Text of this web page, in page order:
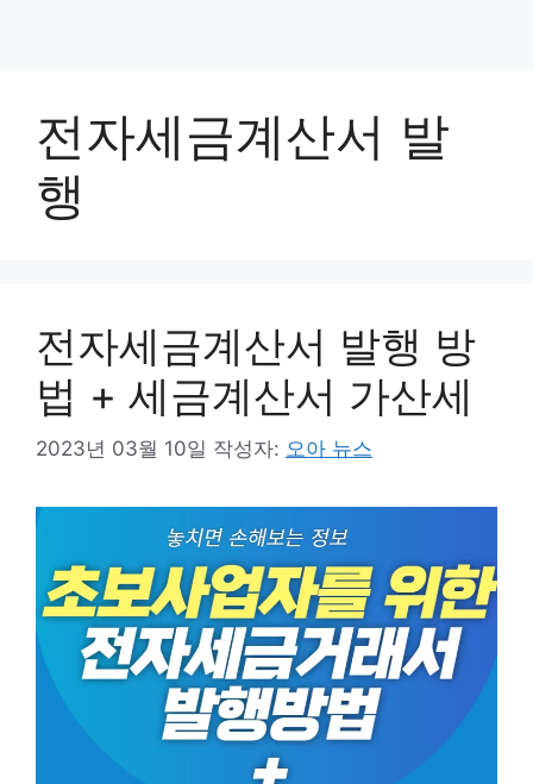
전자세금계산서 발
행
전자세금계산서 발행 방
법 + 세금계산서 가산세
2023년 03월 10일 작성자: 오아 뉴스